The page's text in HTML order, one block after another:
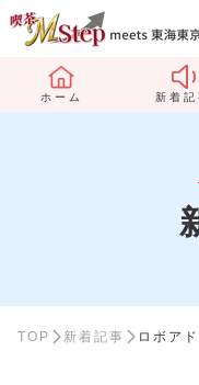
ホーム 新着記
TOP 新着記事 ロボアド